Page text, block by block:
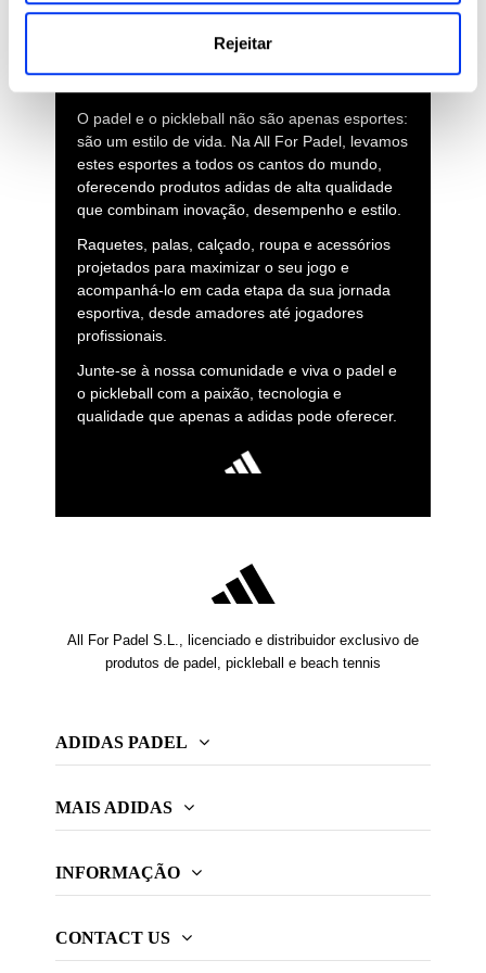
Rejeitar
ADIDAS PARA O PADEL,
PICKLEBALL E BEACH
TENNIS
O padel e o pickleball não são apenas esportes:
são um estilo de vida. Na All For Padel, levamos
estes esportes a todos os cantos do mundo,
oferecendo produtos adidas de alta qualidade
que combinam inovação, desempenho e estilo.
Raquetes, palas, calçado, roupa e acessórios
projetados para maximizar o seu jogo e
acompanhá-lo em cada etapa da sua jornada
esportiva, desde amadores até jogadores
profissionais.
Junte-se à nossa comunidade e viva o padel e
o pickleball com a paixão, tecnologia e
qualidade que apenas a adidas pode oferecer.
All For Padel S.L., licenciado e distribuidor exclusivo de
produtos de padel, pickleball e beach tennis
ADIDAS PADEL
MAIS ADIDAS
INFORMAÇÃO
CONTACT US